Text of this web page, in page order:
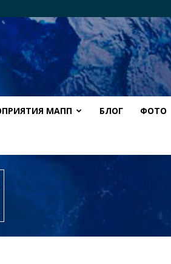
МАПП БЛОГ ФОТО